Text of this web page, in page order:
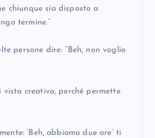
chiunque sia disposto a
termine.”
persone dire: “Beh, non voglio
vista creativo, perché permette
‘Beh, abbiamo due ore’ ti